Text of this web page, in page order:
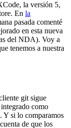
la versión 5,
En la
pasada comenté
en esta nueva
del NDA). Voy a
tenemos a nuestra
git sigue
como
. Y si lo comparamos
de que los